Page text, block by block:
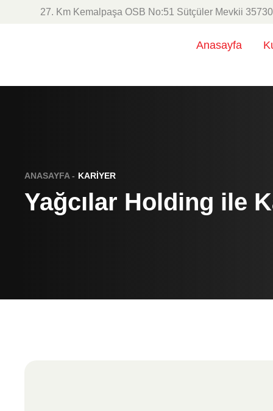
27. Km Kemalpaşa OSB No:51 Sütçüler Mevkii
Anasayfa
ANASAYFA - KARİYER
Yağcılar Holding ile